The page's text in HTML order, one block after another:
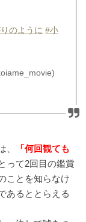
のように #小
、
「何回観ても
って2回目の鑑賞
ことを知らなけ
あるととらえる